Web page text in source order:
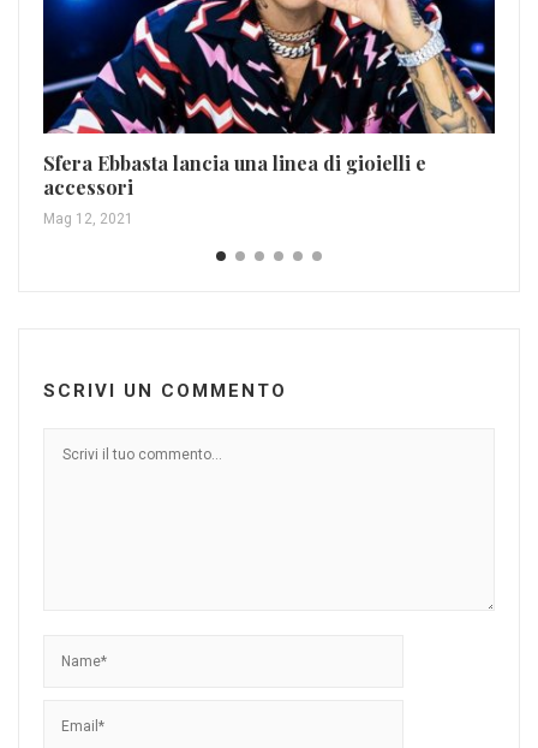
Sfera Ebbasta lancia una linea di gioielli e
accessori
Mag 12, 2021
SCRIVI UN COMMENTO